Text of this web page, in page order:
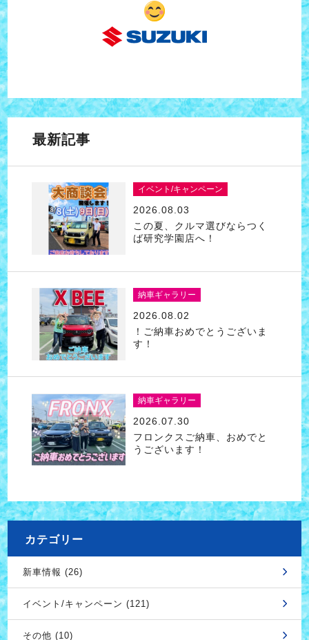
最新記事
イベント/キャンペーン
2026.08.03
この夏、クルマ選びならつく
ば研究学園店へ！
納車ギャラリー
2026.08.02
！ご納車おめでとうございま
す！
納車ギャラリー
2026.07.30
フロンクスご納車、おめでと
うございます！
カテゴリー
新車情報 (26)
イベント/キャンペーン (121)
その他 (10)